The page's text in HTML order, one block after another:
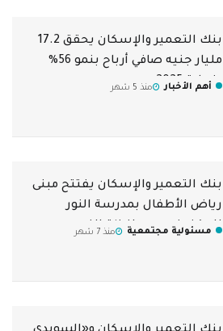
بنك التعمير والإسكان يحقق 17.2
مليار جنيه صافي أرباح بنمو 56%
بنهاية 2025
أهم الأخبار منذ 5 شهر
بنك التعمير والإسكان يفتتح مبنى
رياض الأطفال بمدرسة النور
للمكفوفين بمحافظة الفيوم
مسئولية مجتمعية منذ 7 شهر